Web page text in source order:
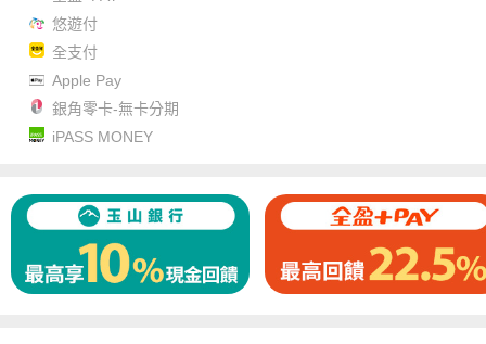
悠遊付
全支付
Apple Pay
銀角零卡-無卡分期
iPASS MONEY